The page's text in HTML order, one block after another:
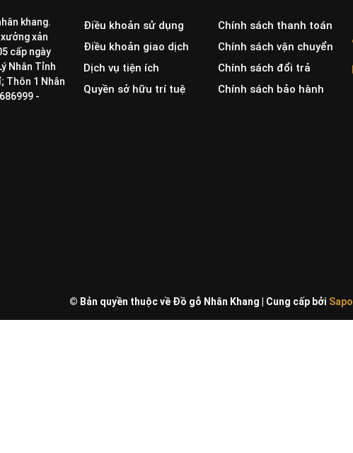
khang.
xản
cấp ngày
Nhân Tỉnh
Thôn 1 Nhân
-
Điều khoản sử dụng
Điều khoản giao dịch
Dịch vụ tiện ích
Quyền sở hữu trí tuệ
Chính sách thanh toán
Chính sách vận chuyển
Chính sách đổi trả
Chính sách bảo hành
© Bản quyền thuộc về Đồ gỗ Nhân Khang | Cung cấp bởi Sapo